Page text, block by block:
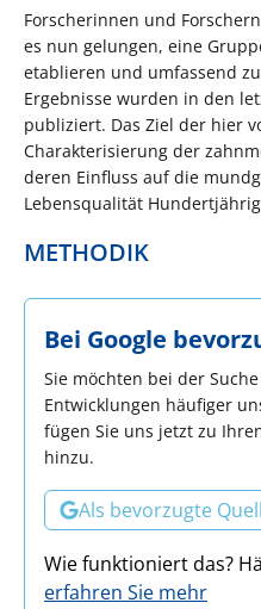
Forscherinnen und
es nun gelungen, eine
etablieren und umfassend
Ergebnisse wurden in den
publiziert. Das Ziel der hier
Charakterisierung der
deren Einfluss auf die
Lebensqualität
METHODIK
Bei Google
Sie möchten bei der
Entwicklungen häufiger
fügen Sie uns jetzt zu
hinzu.
Als bevorzugte
Wie funktioniert das?
erfahren Sie mehr